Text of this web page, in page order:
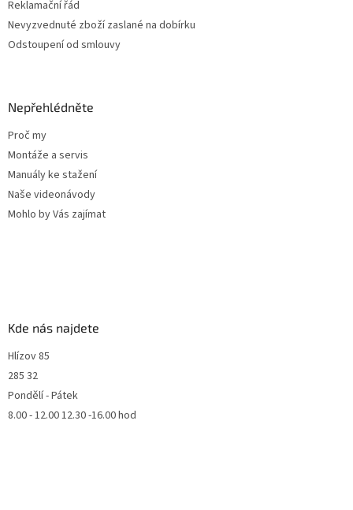
Reklamační řád
Nevyzvednuté zboží zaslané na dobírku
Odstoupení od smlouvy
Nepřehlédněte
Proč my
Montáže a servis
Manuály ke stažení
Naše videonávody
Mohlo by Vás zajímat
Kde nás najdete
Hlízov 85
285 32
Pondělí - Pátek
8.00 - 12.00 12.30 -16.00 hod